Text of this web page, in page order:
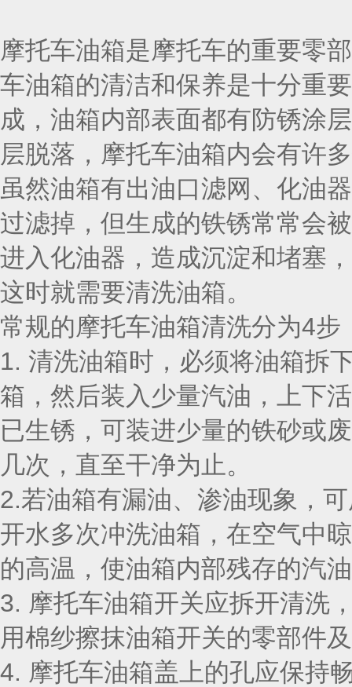
摩托车油箱是摩托车的重要零
车油箱的清洁和保养是十分重
成，油箱内部表面都有防锈涂
层脱落，摩托车油箱内会有许
虽然油箱有出油口滤网、化油
过滤掉，但生成的铁锈常常会
进入化油器，造成沉淀和堵塞
这时就需要清洗油箱。
常规的摩托车油箱清洗分为4步
1. 清洗油箱时，必须将油箱拆
箱，然后装入少量汽油，上下
已生锈，可装进少量的铁砂或
几次，直至干净为止。
2.若油箱有漏油、渗油现象，
开水多次冲洗油箱，在空气中
的高温，使油箱内部残存的汽
3. 摩托车油箱开关应拆开清洗
用棉纱擦抹油箱开关的零部件
4. 摩托车油箱盖上的孔应保持